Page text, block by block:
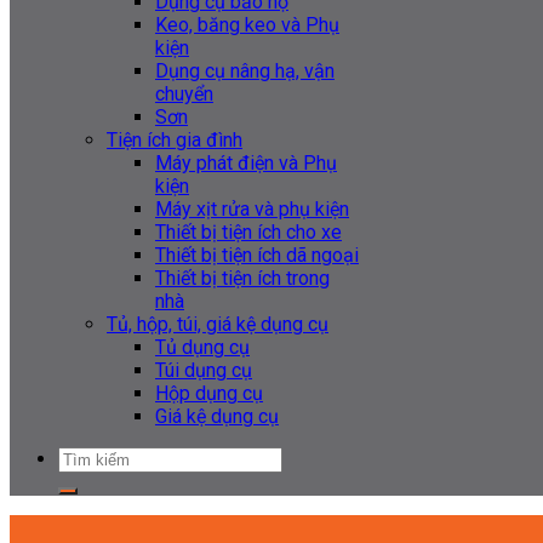
Keo, băng keo và Phụ
kiện
Dụng cụ nâng hạ, vận
chuyển
Sơn
Tiện ích gia đình
Máy phát điện và Phụ
kiện
Máy xịt rửa và phụ kiện
Thiết bị tiện ích cho xe
Thiết bị tiện ích dã ngoại
Thiết bị tiện ích trong
nhà
Tủ, hộp, túi, giá kệ dụng cụ
Tủ dụng cụ
Túi dụng cụ
Hộp dụng cụ
Giá kệ dụng cụ
Tìm